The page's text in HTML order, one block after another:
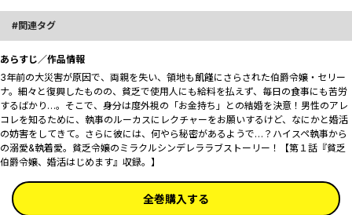
関連タグ
あらすじ／作品情報
3年前の大災害が原因で、両親を失い、領地も飢饉にさらされた伯爵令嬢・セリー
ナ。細々と復興したものの、貧乏で使用人にも給料を払えず、毎日の食事にも苦労
するばかり…。そこで、身分は度外視の「お金持ち」との結婚を決意！男性のアレ
コレを知るために、執事のルーカスにレクチャーをお願いするけど、なにかと婚活
の妨害をしてきて――。さらに彼には、何やら秘密があるようで…？ハイスペ執事から
の溺愛&執着愛。貧乏令嬢のミラクルシンデレララブストーリー！【第１話『貧乏
伯爵令嬢、婚活はじめます』収録。】
全巻購入する